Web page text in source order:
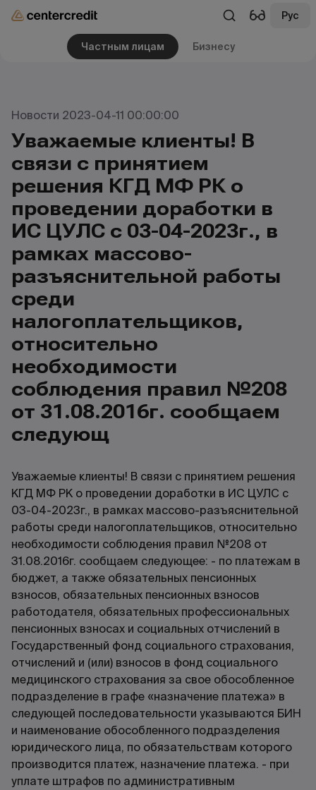
Рус
Частным лицам Бизнесу
Новости 2023-04-11 00:00:00
Уважаемые клиенты! В
связи с принятием
решения КГД МФ РК о
проведении доработки в
ИС ЦУЛС с 03-04-2023г., в
рамках массово-
разъяснительной работы
среди
налогоплательщиков,
относительно
необходимости
соблюдения правил №208
от 31.08.2016г. сообщаем
следующ
Уважаемые клиенты! В связи с принятием решения
КГД МФ РК о проведении доработки в ИС ЦУЛС с
03-04-2023г., в рамках массово-разъяснительной
работы среди налогоплательщиков, относительно
необходимости соблюдения правил №208 от
31.08.2016г. сообщаем следующее: - по платежам в
бюджет, а также обязательных пенсионных
взносов, обязательных пенсионных взносов
работодателя, обязательных профессиональных
пенсионных взносах и социальных отчислений в
Государственный фонд социального страхования,
отчислений и (или) взносов в фонд социального
медицинского страхования за свое обособленное
подразделение в графе «назначение платежа» в
следующей последовательности указываются БИН
и наименование обособленного подразделения
юридического лица, по обязательствам которого
производится платеж, назначение платежа. - при
уплате штрафов по административным